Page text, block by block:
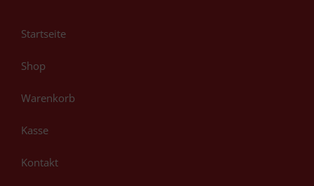
Startseite
Shop
Warenkorb
Kasse
Kontakt